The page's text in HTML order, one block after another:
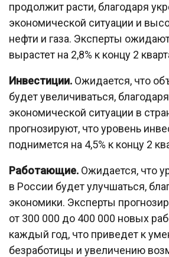
продолжит расти, благодаря
экономической ситуации и
нефти и газа. Эксперты
вырастет на 2,8% к концу 2
Инвестиции. Ожидается, что
будет увеличиваться,
экономической ситуации в
прогнозируют, что уровень
поднимется на 4,5% к концу 2
Работающие. Ожидается, что
в России будет улучшаться,
экономики. Эксперты
от 300 000 до 400 000 новых
каждый год, что приведет к
безработицы и увеличению